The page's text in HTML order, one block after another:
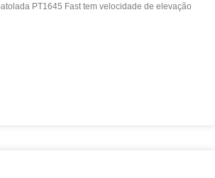
PT1645 Fast tem velocidade de elevação